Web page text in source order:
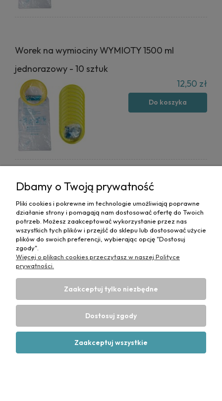
Worek na wymiociny WYMIOTY 1500 ml
jednorazowy - 10 sztuk
12,50 zł
Do koszyka
Maska tlenowa z drenem do koncentratora
tlenu z nebulizatorem rozmiar XL INHALACJA
4,50 zł
Do koszyka
WIESZAKI DO WORKÓW NA MOCZ
1,45 zł
Dbamy o Twoją prywatność
Pliki cookies i pokrewne im technologie umożliwiają poprawne
działanie strony i pomagają nam dostosować ofertę do Twoich
potrzeb. Możesz zaakceptować wykorzystanie przez nas
wszystkich tych plików i przejść do sklepu lub dostosować użycie
plików do swoich preferencji, wybierając opcję "Dostosuj
zgody".
Więcej o plikach cookies przeczytasz w naszej Polityce
prywatności.
Zaakceptuj tylko niezbędne
Dostosuj zgody
Zaakceptuj wszystkie